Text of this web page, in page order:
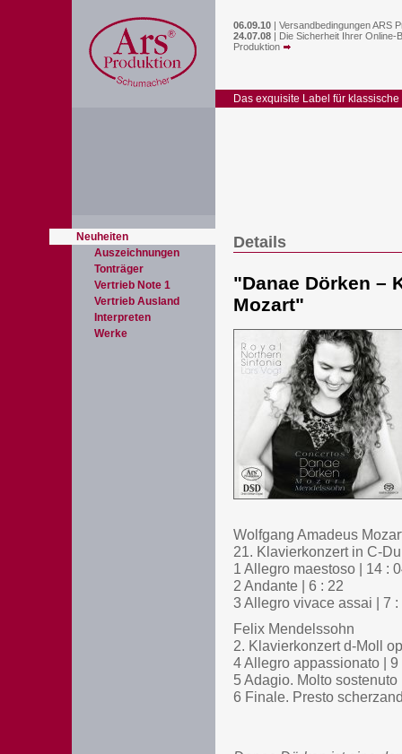
06.09.10 | Versandbedingungen ARS
24.07.08 | Die Sicherheit Ihrer Online-
Produktion
Das exquisite Label für klassische
Neuheiten
Auszeichnungen
Tonträger
Vertrieb Note 1
Vertrieb Ausland
Interpreten
Werke
Details
"Danae Dörken –
Mozart"
Wolfgang Amadeus
21. Klavierkonzert in C-
1 Allegro maestoso | 14 :
2 Andante | 6 : 22
3 Allegro vivace assai | 7 :
Felix Mendelssohn
2. Klavierkonzert d-Moll
4 Allegro appassionato | 9
5 Adagio. Molto sostenuto
6 Finale. Presto